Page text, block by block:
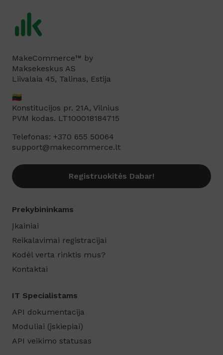
MakeCommerce™ by
Maksekeskus AS
Liivalaia 45, Talinas, Estija
🇱🇹
Konstitucijos pr. 21A, Vilnius
PVM kodas. LT100018184715
Telefonas: +370 655 50064
support@makecommerce.lt
Registruokitės Dabar!
Prekybininkams
Įkainiai
Reikalavimai registracijai
Kodėl verta rinktis mus?
Kontaktai
IT Specialistams
API dokumentacija
Moduliai (įskiepiai)
API veikimo statusas